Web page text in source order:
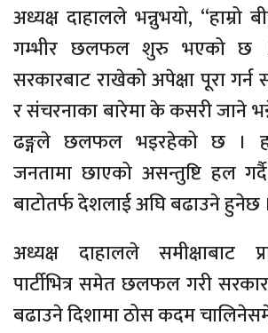
अध्यक्ष दाहालले भन्नुभयो, “हाम्रो
गम्भीर छलफल शुरु भएको छ
सरकारबाट राखेको अपेक्षा पूरा
र संचरनाका बारेमा के कसरी जाने
ढङ्गले छलफल भइरहेको छ ।
जनतामा छाएको असन्तुष्टि हल
बाटोतर्फ देशलाई अघि बढाउने हुनेछ
अध्यक्ष दाहालले समीक्षाबाट
पार्टीभित्र समेत छलफल गरी
बढाउने दिशामा ठोस कदम